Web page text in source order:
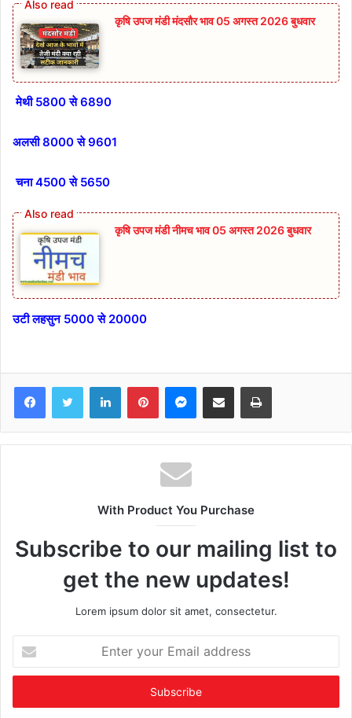
कृषि उपज मंडी मंदसौर भाव 05 अगस्त 2026 बुधवार
मेथी 5800 से 6890
अलसी 8000 से 9601
चना 4500 से 5650
कृषि उपज मंडी नीमच भाव 05 अगस्त 2026 बुधवार
उटी लहसुन 5000 से 20000
FacebookTwitter LinkedInPinterestMessenger
Share via Email Print
With Product You Purchase
Subscribe to our mailing list to
get the new updates!
Lorem ipsum dolor sit amet, consectetur.
your
Email